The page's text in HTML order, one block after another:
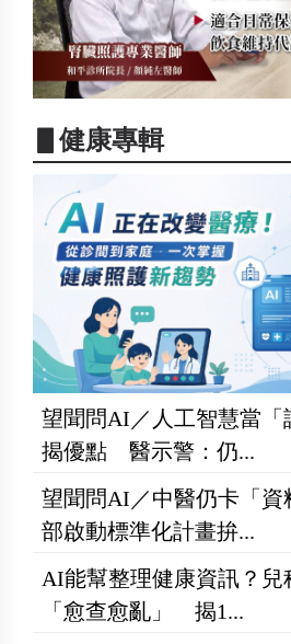
▋健康專輯
望聞問AI／人工智慧當「
揭優點 醫示警：仍...
望聞問AI／中醫仍卡「
部啟動標準化計畫拚...
AI能幫整理健康資訊？兒
「愈查愈亂」 揭1...